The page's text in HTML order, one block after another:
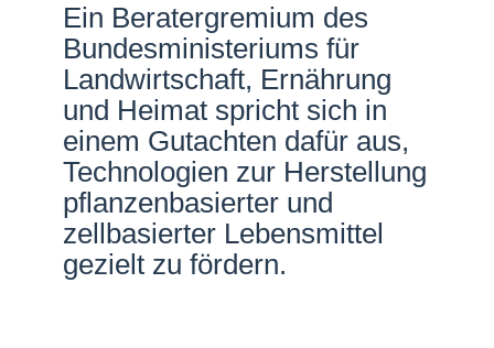
Netzwerke
Ein Beratergremium des
Bundesministeriums für
Landwirtschaft, Ernährung
und Heimat spricht sich in
einem Gutachten dafür aus,
Technologien zur Herstellung
pflanzenbasierter und
zellbasierter Lebensmittel
gezielt zu fördern.